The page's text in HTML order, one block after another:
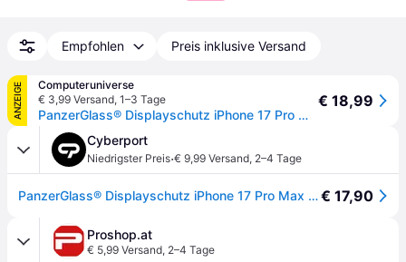
Empfohlen Preis inklusive Versand
ANZEIGE
Computeruniverse
€ 3,99 Versand, 1–3 Tage
PanzerGlass® Displayschutz iPhone 17 Pro Max | Ultra-Wide Fit m. EasyAligner - Transparent
€ 18,99
Cyberport
Niedrigster Preis·€ 9,99 Versand, 2–4 Tage
PanzerGlass® Displayschutz iPhone 17 Pro Max | Ultra-Wide Fit m. EasyAligner - Transparent€ 17,90
Proshop.at
€ 5,99 Versand, 2–4 Tage